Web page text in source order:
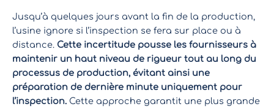
Jusqu’à quelques jours avant la fin de la production,
l’usine ignore si l’inspection se fera sur place ou à
distance. Cette incertitude pousse les fournisseurs à
maintenir un haut niveau de rigueur tout au long du
processus de production, évitant ainsi une
préparation de dernière minute uniquement pour
l’inspection. Cette approche garantit une plus grande